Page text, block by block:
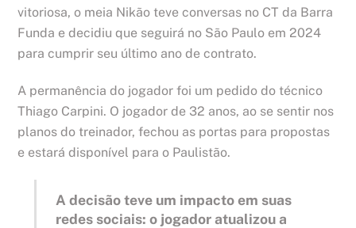
vitoriosa, o meia Nikão teve conversas no CT da Barra
Funda e decidiu que seguirá no São Paulo em 2024
para cumprir seu último ano de contrato.
A permanência do jogador foi um pedido do técnico
Thiago Carpini. O jogador de 32 anos, ao se sentir nos
planos do treinador, fechou as portas para propostas
e estará disponível para o Paulistão.
A decisão teve um impacto em suas
redes sociais: o jogador atualizou a